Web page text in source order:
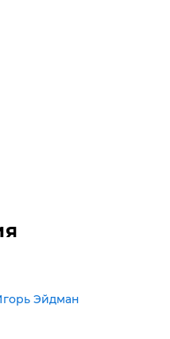
Эйдман